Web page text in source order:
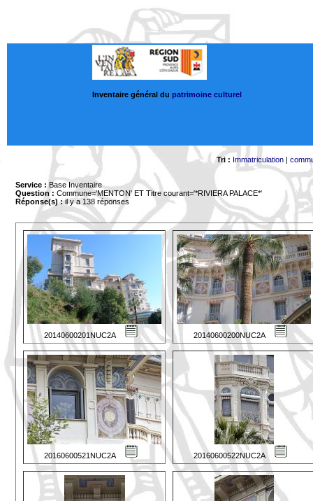
Inventaire général du patrimoine culturel
Tri : Immatriculation|
Service : Base Inventaire
Question : Commune='MENTON' ET Titre courant='*RIVIERA PALACE*'
Réponse(s) :il y a 138 réponses
20140600201NUC2A 20140600200NUC2A
20160600521NUC2A 20160600522NUC2A